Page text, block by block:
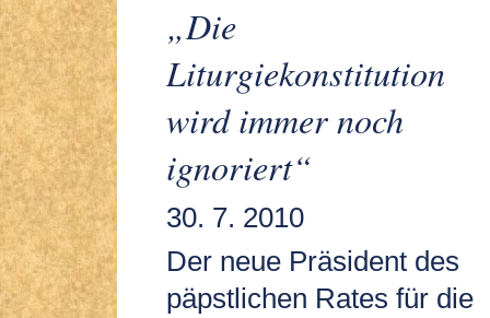
„Die
Liturgiekonstitution
wird immer noch
ignoriert“
30. 7. 2010
Der neue Präsident des
päpstlichen Rates für die